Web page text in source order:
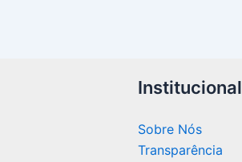
Institucional
Sobre Nós
Transparência